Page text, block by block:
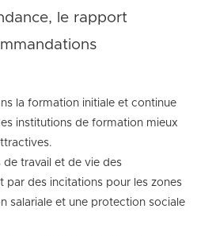
le rapport
la formation initiale et continue
institutions de formation mieux
travail et de vie des
par des incitations pour les zones
salariale et une protection sociale